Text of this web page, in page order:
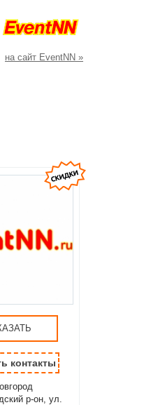
на сайт EventNN »
контакты
р-он, ул.